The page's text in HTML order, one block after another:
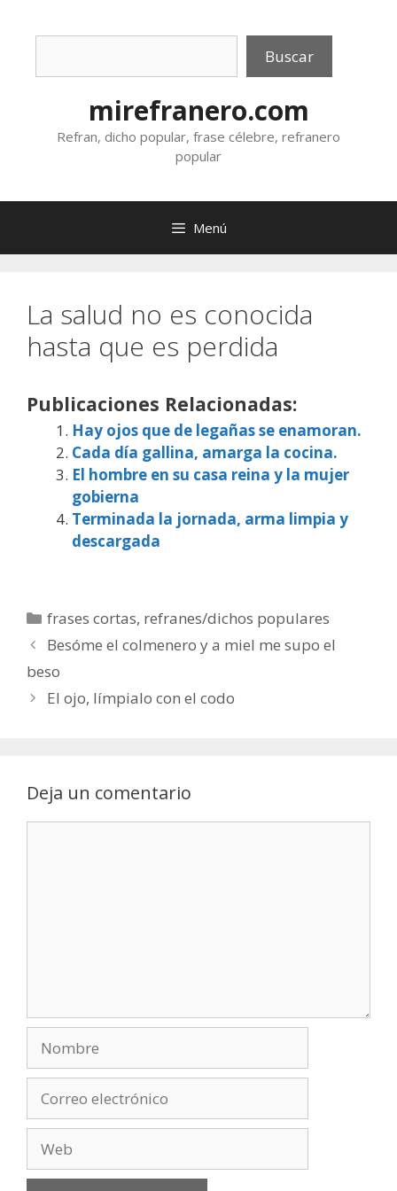
Buscar
mirefranero.com
Refran, dicho popular, frase célebre, refranero
popular
Menú
La salud no es conocida
hasta que es perdida
Publicaciones Relacionadas:
Hay ojos que de legañas se enamoran.
Cada día gallina, amarga la cocina.
El hombre en su casa reina y la mujer
gobierna
Terminada la jornada, arma limpia y
descargada
Categorías
frases cortas, refranes/dichos populares
Besóme el colmenero y a miel me supo el
beso
El ojo, límpialo con el codo
Deja un comentario
electrónico